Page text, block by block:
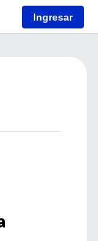
Ingresar